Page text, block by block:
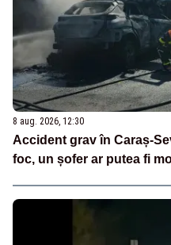
8 aug. 2026, 12:30
Accident grav în Caraș-
foc, un șofer ar putea fi